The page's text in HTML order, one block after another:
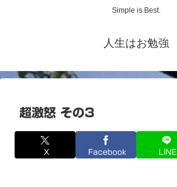
Simple is Best.
人生はお勉強
超激怒 その3
X Facebook LINE